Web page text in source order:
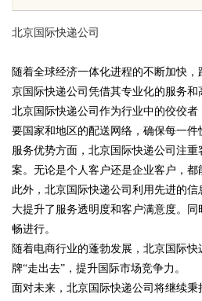
uz
北京国际快递公司
随着全球经济一体化进程的不断加快
京国际快递公司凭借其专业化的服务
北京国际快递公司作为行业中的佼佼
要国家和地区的配送网络，确保每一
服务优势方面，北京国际快递公司注
案。无论是个人客户还是企业客户，
此外，北京国际快递公司利用先进的
大提升了服务透明度和客户满意度。
畅进行。
随着电商行业的蓬勃发展，北京国际
牌“走出去”，提升国际市场竞争力。
面对未来，北京国际快递公司将继续
京知识产权律师在
的破局之道 公